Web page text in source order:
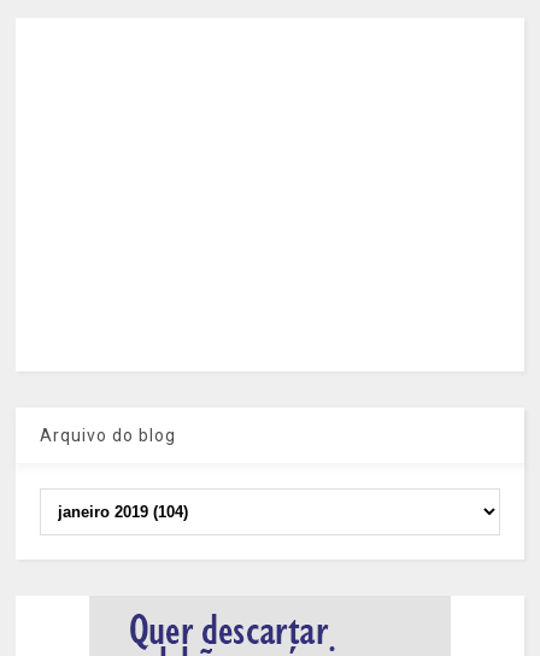
Arquivo do blog